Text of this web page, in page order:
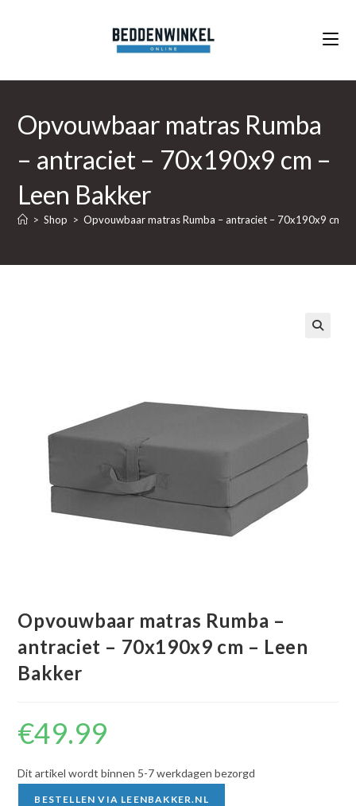
Opvouwbaar matras Rumba
– antraciet – 70x190x9 cm –
Leen Bakker
> Shop > Opvouwbaar matras Rumba – antraciet – 70x190x9 cm –
Opvouwbaar matras Rumba –
antraciet – 70x190x9 cm – Leen
Bakker
€49.99
Dit artikel wordt binnen 5-7 werkdagen bezorgd
BESTELLEN VIA LEENBAKKER.NL